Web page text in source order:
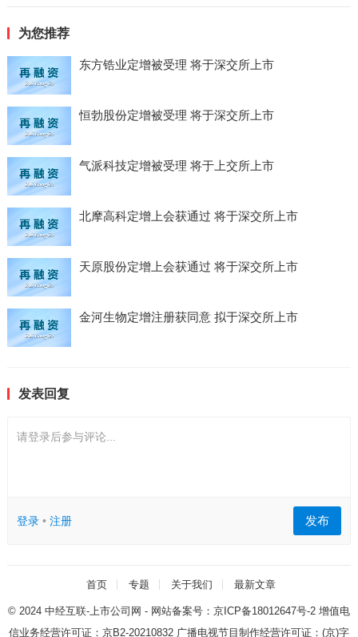
为您推荐
东方锆业定增被受理 将于深交所上市
恒勃股份定增被受理 将于深交所上市
气派科技定增被受理 将于上交所上市
北摩高科定增上会获通过 将于深交所上市
天原股份定增上会获通过 将于深交所上市
金河生物定增注册获同意 拟于深交所上市
发表回复
请登录后参与评论...
登录• 注册 发布
首页 专题 关于我们 最新文章
© 2024 中经互联-上市公司网 - 网站备案号： 京ICP备18012647号-2增值电
信业务经营许可证： 京B2-20210832广播电视节目制作经营许可证： (京)字